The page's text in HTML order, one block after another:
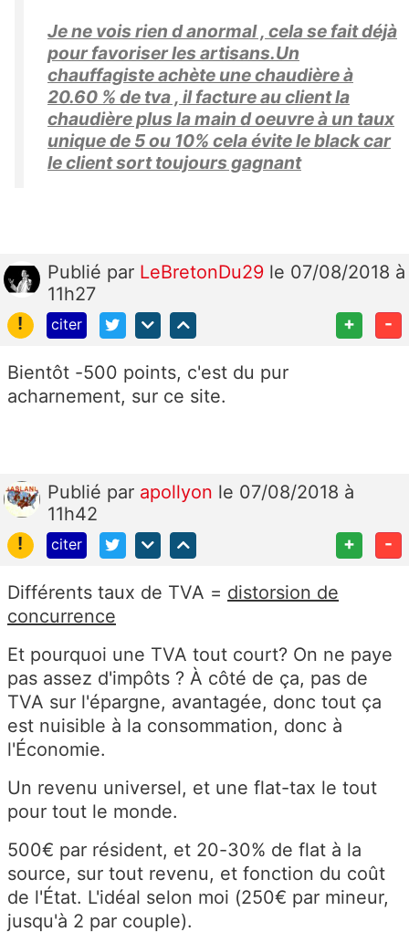
Je ne vois rien d anormal , cela se fait déjà
pour favoriser les artisans.Un
chauffagiste achète une chaudière à
20.60 % de tva , il facture au client la
chaudière plus la main d oeuvre à un taux
unique de 5 ou 10% cela évite le black car
le client sort toujours gagnant
Publié par LeBretonDu29 le 07/08/2018 à
11h27
!
citer + -
Bientôt -500 points, c'est du pur
acharnement, sur ce site.
Publié par apollyon le 07/08/2018 à
11h42
!
citer + -
Différents taux de TVA = distorsion de
concurrence
Et pourquoi une TVA tout court? On ne paye
pas assez d'impôts ? À côté de ça, pas de
TVA sur l'épargne, avantagée, donc tout ça
est nuisible à la consommation, donc à
l'Économie.
Un revenu universel, et une flat-tax le tout
pour tout le monde.
500€ par résident, et 20-30% de flat à la
source, sur tout revenu, et fonction du coût
de l'État. L'idéal selon moi (250€ par mineur,
jusqu'à 2 par couple).